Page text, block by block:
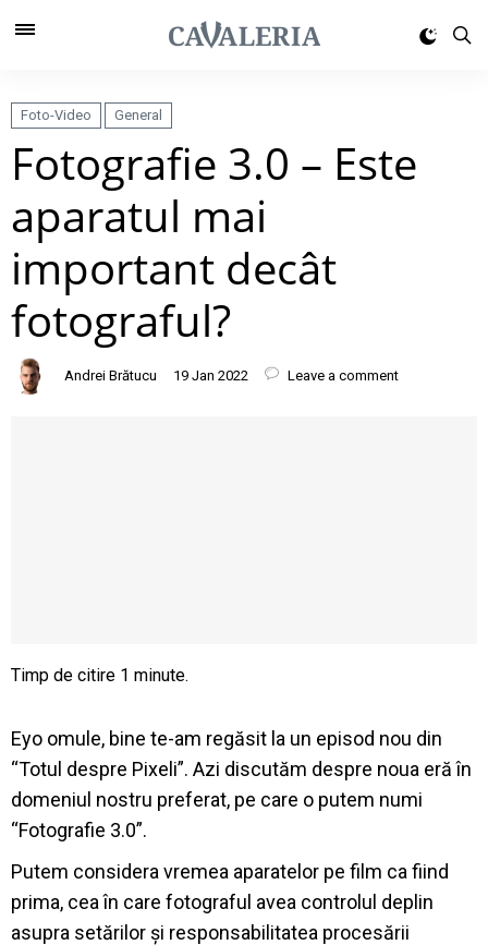
Foto-Video General
Fotografie 3.0 – Este
aparatul mai
important decât
fotograful?
Andrei Brătucu 19 Jan 2022 Leave a comment
Eyo omule, bine te-am regăsit la un episod nou din
“Totul despre Pixeli”. Azi discutăm despre noua eră în
domeniul nostru preferat, pe care o putem numi
“Fotografie 3.0”.
Putem considera vremea aparatelor pe film ca fiind
prima, cea în care fotograful avea controlul deplin
asupra setărilor și responsabilitatea procesării